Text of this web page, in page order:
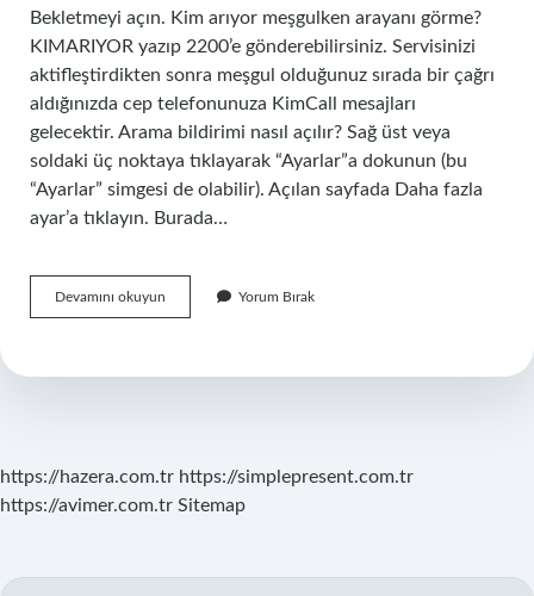
Bekletmeyi açın. Kim arıyor meşgulken arayanı görme?
KIMARIYOR yazıp 2200’e gönderebilirsiniz. Servisinizi
aktifleştirdikten sonra meşgul olduğunuz sırada bir çağrı
aldığınızda cep telefonunuza KimCall mesajları
gelecektir. Arama bildirimi nasıl açılır? Sağ üst veya
soldaki üç noktaya tıklayarak “Ayarlar”a dokunun (bu
“Ayarlar” simgesi de olabilir). Açılan sayfada Daha fazla
ayar’a tıklayın. Burada…
Devamını okuyun
Bildir
Yorum Bırak
https://hazera.com.tr https://simplepresent.com.tr
https://avimer.com.tr Sitemap